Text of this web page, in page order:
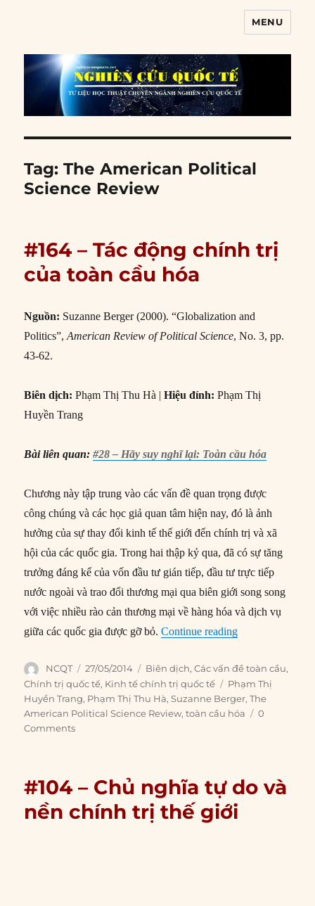
MENU
Tag:The American Political
Science Review
#164 – Tác động chính trị
của toàn cầu hóa
Nguồn: Suzanne Berger (2000). “Globalization and
Politics”,American Review of Political Science, No. 3, pp.
43-62.
Biên dịch: Phạm Thị Thu Hà |Hiệu đính: Phạm Thị
Huyền Trang
Bài liên quan:#28 – Hãy suy nghĩ lại: Toàn cầu hóa
Chương này tập trung vào các vấn đề quan trọng được
công chúng và các học giả quan tâm hiện nay, đó là ảnh
hưởng của sự thay đổi kinh tế thế giới đến chính trị và xã
hội của các quốc gia. Trong hai thập kỷ qua, đã có sự tăng
trưởng đáng kể của vốn đầu tư gián tiếp, đầu tư trực tiếp
nước ngoài và trao đổi thương mại qua biên giới song song
với việc nhiều rào cản thương mại về hàng hóa và dịch vụ
giữa các quốc gia được gỡ bỏ.Continue reading“#164 – Tác
Author
NCQT
Posted
on
27/05/2014 Categories
Biên dịch,Các vấn đề toàn cầu,
Chính trị quốc tế, Kinh tế chính trị quốc tế Tags
Phạm Thị
Huyền Trang, Phạm Thị Thu Hà,Suzanne Berger,The
American Political Science Review,toàn cầu hóa
0
Comments
#104 – Chủ nghĩa tự do và
nền chính trị thế giới